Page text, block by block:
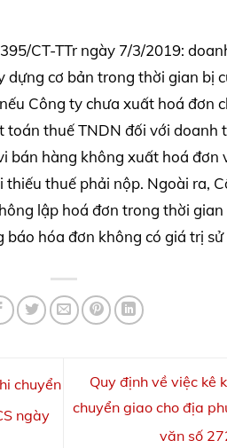
CT-TTr ngày 7/3/2019:
cơ bản trong thời gian bị
Công ty chưa xuất hoá đơn
toán thuế TNDN đối với
bán hàng không xuất hoá đơn
thuế phải nộp. Ngoài ra,
lập hoá đơn trong thời
hóa đơn không có giá trị
chuyển
ngày
Quy định về việc kê
chuyển giao cho địa
văn số